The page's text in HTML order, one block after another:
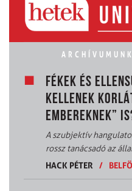
FÉKEK ÉS
KELLENEK
EMBEREKNEK”
A szubjektív
rossz tanácsadó az
HACK PÉTER
/